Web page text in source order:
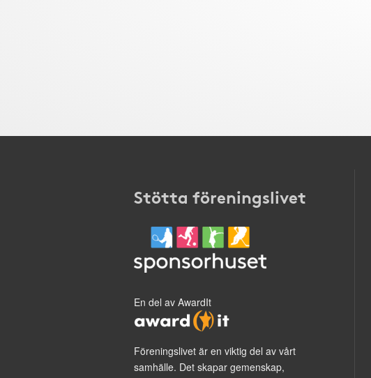
Stötta föreningslivet
En del av AwardIt
Föreningslivet är en viktig del av vårt
samhälle. Det skapar gemenskap,